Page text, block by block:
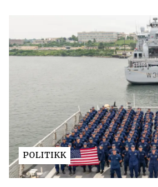
POLITIKK